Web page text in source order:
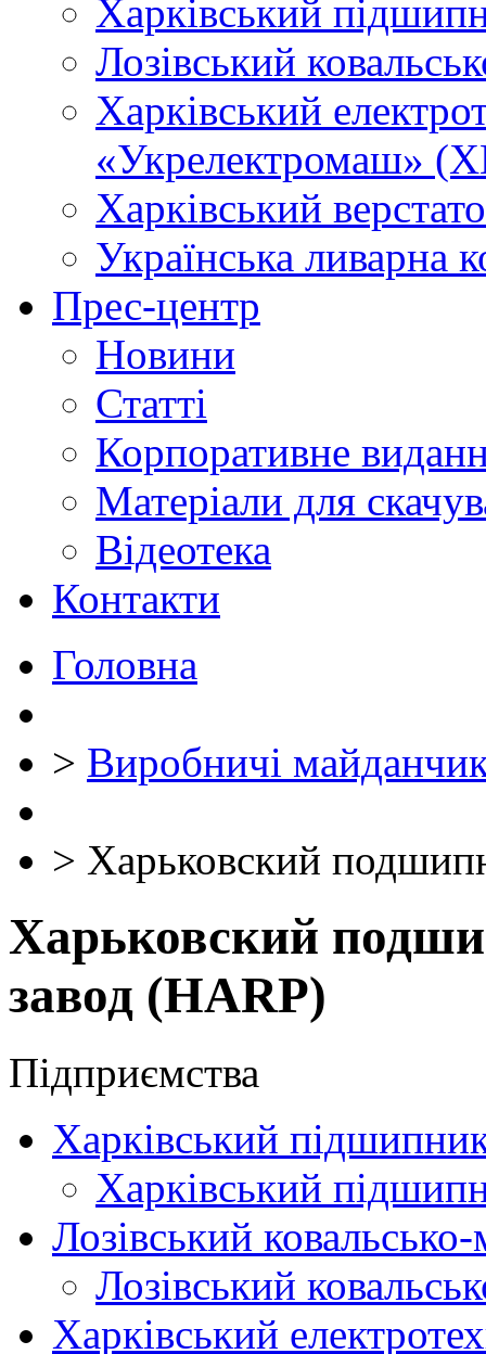
Харківський
Лозівський
Харківський
«Укрелектромаш»
Харківський
Українська ливарна
Прес-центр
Новини
Статті
Корпоративне
Матеріали для
Відеотека
Контакти
Головна
> Виробничі
> Харьковский
Харьковский
завод (HARP)
Підприємства
Харківський
Харківський
Лозівський
Лозівський
Харківський